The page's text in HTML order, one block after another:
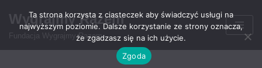
Przejdź
Wygrajmy Razem
Fundacja Wygrajmy Razem
Ta strona korzysta z ciasteczek aby świadczyć usługi na
najwyższym poziomie. Dalsze korzystanie ze strony oznacza,
że zgadzasz się na ich użycie.
Zgoda